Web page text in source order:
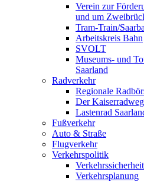
Verein zur
und um
Tram-Train/
Arbeitskreis Bahn
SVOLT
Museums- und
Saarland
Radverkehr
Regionale
Der Kaiserradweg
Lastenrad
Fußverkehr
Auto & Straße
Flugverkehr
Verkehrspolitik
Verkehrssicherheit
Verkehrsplanung